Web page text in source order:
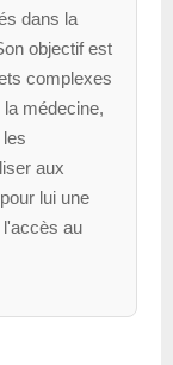
dans la
objectif est
complexes
médecine,
aux
lui une
au